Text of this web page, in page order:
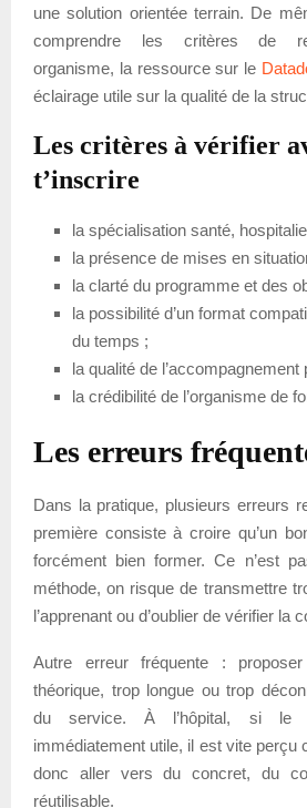
une solution orientée terrain. De
comprendre les critères de
organisme, la ressource sur le
éclairage utile sur la qualité de la
Les critères à vérifier
t’inscrire
la spécialisation santé,
la présence de mises en
la clarté du programme et des
la possibilité d’un format
du temps ;
la qualité de l’accompagnement
la crédibilité de l’organisme de
Les erreurs
Dans la pratique, plusieurs erreurs
première consiste à croire qu’un
forcément bien former. Ce n’est
méthode, on risque de transmettre
l’apprenant ou d’oublier de vérifier la
Autre erreur fréquente :
théorique, trop longue ou trop
du service. À l’hôpital, si le
immédiatement utile, il est vite perçu
donc aller vers du concret, du
réutilisable.